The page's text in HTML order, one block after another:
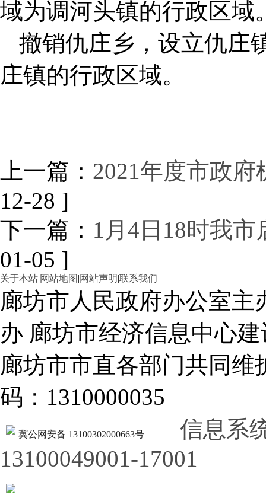
域为调河头镇的行政区域
撤销仇庄乡，设立仇庄
庄镇的行政区域。
上一篇： 2021年度市政
12-28 ]
下一篇： 1月4日18时我
01-05 ]
关于本站|网站地图 |网站声明|联系我们
廊坊市人民政府办公室
办 廊坊市经济信息中心建
廊坊市市直各部门共同
码：1310000035
冀公网安备 13100302000663号
信息系
13100049001-17001